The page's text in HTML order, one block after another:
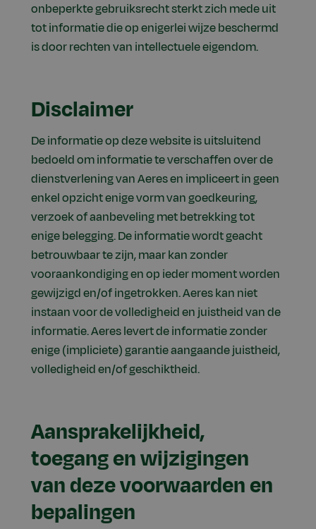
onbeperkte gebruiksrecht sterkt zich mede uit
tot informatie die op enigerlei wijze beschermd
is door rechten van intellectuele eigendom.
Disclaimer
De informatie op deze website is uitsluitend
bedoeld om informatie te verschaffen over de
dienstverlening van Aeres en impliceert in geen
enkel opzicht enige vorm van goedkeuring,
verzoek of aanbeveling met betrekking tot
enige belegging. De informatie wordt geacht
betrouwbaar te zijn, maar kan zonder
vooraankondiging en op ieder moment worden
gewijzigd en/of ingetrokken. Aeres kan niet
instaan voor de volledigheid en juistheid van de
informatie. Aeres levert de informatie zonder
enige (impliciete) garantie aangaande juistheid,
volledigheid en/of geschiktheid.
Aansprakelijkheid,
toegang en wijzigingen
van deze voorwaarden en
bepalingen